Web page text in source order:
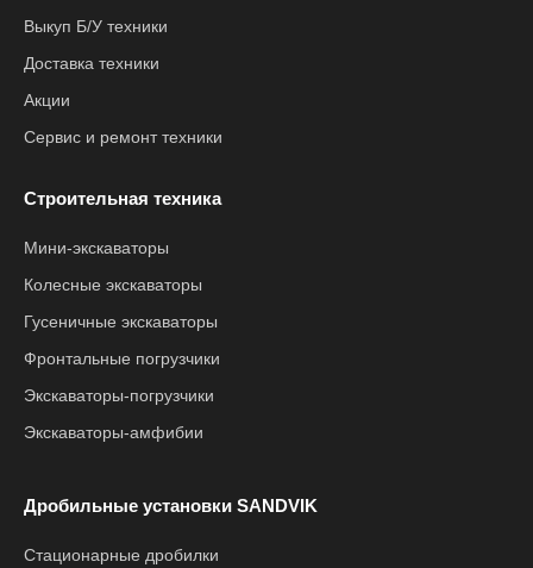
Выкуп Б/У техники
Доставка техники
Акции
Сервис и ремонт техники
Строительная техника
Мини-экскаваторы
Колесные экскаваторы
Гусеничные экскаваторы
Фронтальные погрузчики
Экскаваторы-погрузчики
Экскаваторы-амфибии
Дробильные установки SANDVIK
Стационарные дробилки